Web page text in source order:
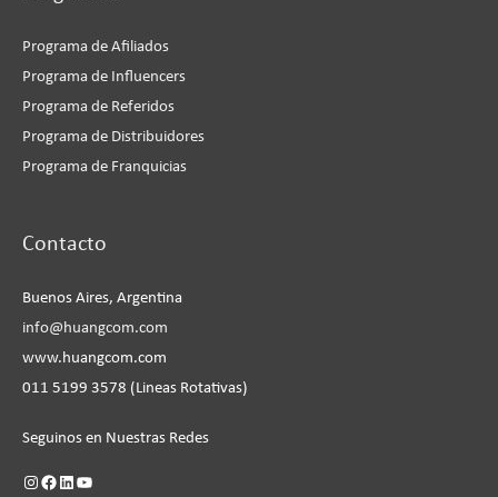
Programa de Afiliados
Programa de Influencers
Programa de Referidos
Programa de Distribuidores
Programa de Franquicias
Contacto
Buenos Aires, Argentina
info@huangcom.com
www.huangcom.com
011 5199 3578 (Lineas Rotativas)
Seguinos en Nuestras Redes